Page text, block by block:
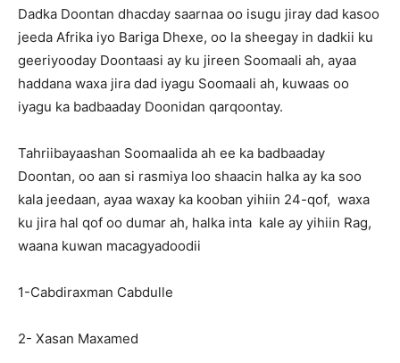
Dadka Doontan dhacday saarnaa oo isugu jiray dad kasoo
jeeda Afrika iyo Bariga Dhexe, oo la sheegay in dadkii ku
geeriyooday Doontaasi ay ku jireen Soomaali ah, ayaa
haddana waxa jira dad iyagu Soomaali ah, kuwaas oo
iyagu ka badbaaday Doonidan qarqoontay.
Tahriibayaashan Soomaalida ah ee ka badbaaday
Doontan, oo aan si rasmiya loo shaacin halka ay ka soo
kala jeedaan, ayaa waxay ka kooban yihiin 24-qof, waxa
ku jira hal qof oo dumar ah, halka inta kale ay yihiin Rag,
waana kuwan macagyadoodii
1-Cabdiraxman Cabdulle
2- Xasan Maxamed